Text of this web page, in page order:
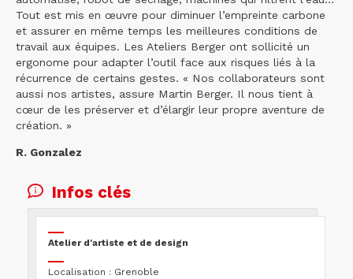
Tout est mis en œuvre pour diminuer l’empreinte carbone
et assurer en même temps les meilleures conditions de
travail aux équipes. Les Ateliers Berger ont sollicité un
ergonome pour adapter l’outil face aux risques liés à la
récurrence de certains gestes. « Nos collaborateurs sont
aussi nos artistes, assure Martin Berger. Il nous tient à
cœur de les préserver et d’élargir leur propre aventure de
création. »
R. Gonzalez
Infos clés
Atelier d'artiste et de design
Localisation : Grenoble